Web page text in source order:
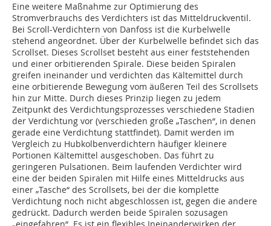
Eine weitere Maßnahme zur Optimierung des
Stromverbrauchs des Verdichters ist das Mitteldruckventil.
Bei Scroll-Verdichtern von Danfoss ist die Kurbelwelle
stehend angeordnet. Über der Kurbelwelle befindet sich das
Scrollset. Dieses Scrollset besteht aus einer feststehenden
und einer orbitierenden Spirale. Diese beiden Spiralen
greifen ineinander und verdichten das Kältemittel durch
eine orbitierende Bewegung vom äußeren Teil des Scrollsets
hin zur Mitte. Durch dieses Prinzip liegen zu jedem
Zeitpunkt des Verdichtungsprozesses verschiedene Stadien
der Verdichtung vor (verschieden große „Taschen“, in denen
gerade eine Verdichtung stattfindet). Damit werden im
Vergleich zu Hubkolbenverdichtern häufiger kleinere
Portionen Kältemittel ausgeschoben. Das führt zu
geringeren Pulsationen. Beim laufenden Verdichter wird
eine der beiden Spiralen mit Hilfe eines Mitteldrucks aus
einer „Tasche“ des Scrollsets, bei der die komplette
Verdichtung noch nicht abgeschlossen ist, gegen die andere
gedrückt. Dadurch werden beide Spiralen sozusagen